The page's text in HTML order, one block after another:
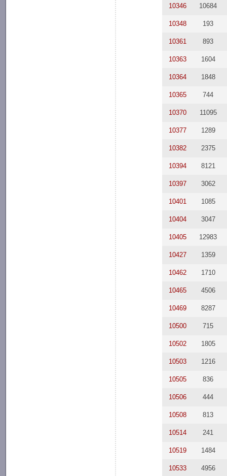
10346 10684
10348 193
10361 893
10363 1604
10364 1848
10365 744
10370 11095
10377 1289
10382 2375
10394 8121
10397 3062
10401 1085
10404 3047
10405 12983
10427 1359
10462 1710
10465 4506
10469 8287
10500 715
10502 1805
10503 1216
10505 836
10506 444
10508 813
10514 241
10519 1484
10533 4956